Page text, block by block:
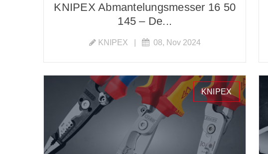
KNIPEX Abmantelungsmesser 16 50
145 – De...
KNIPEX 08, Nov 2024
KNIPEX